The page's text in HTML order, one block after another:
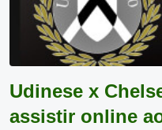
Udinese x
assistir online